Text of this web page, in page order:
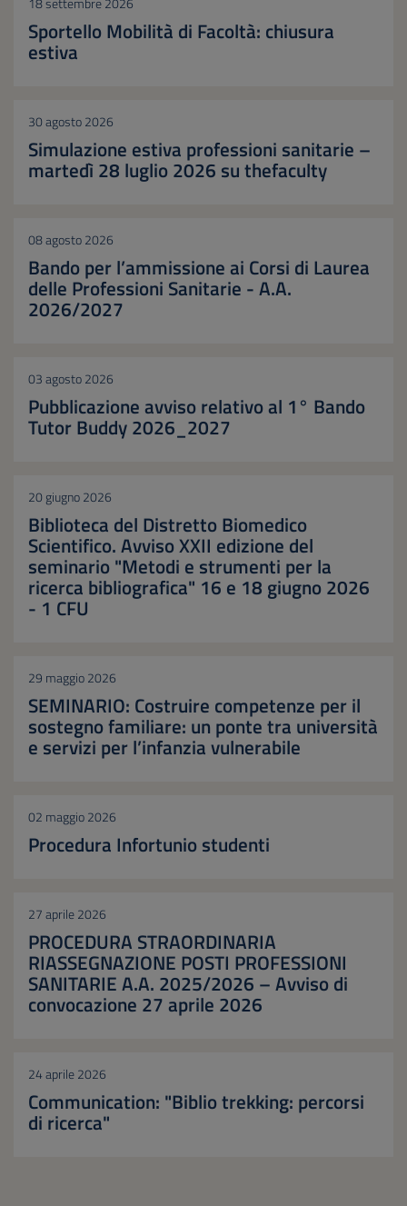
Sportello Mobilità di Facoltà: chiusura
estiva
30 agosto 2026
Simulazione estiva professioni sanitarie –
martedì 28 luglio 2026 su thefaculty
08 agosto 2026
Bando per l’ammissione ai Corsi di Laurea
delle Professioni Sanitarie - A.A.
2026/2027
03 agosto 2026
Pubblicazione avviso relativo al 1° Bando
Tutor Buddy 2026_2027
20 giugno 2026
Biblioteca del Distretto Biomedico
Scientifico. Avviso XXII edizione del
seminario "Metodi e strumenti per la
ricerca bibliografica" 16 e 18 giugno 2026
- 1 CFU
29 maggio 2026
SEMINARIO: Costruire competenze per il
sostegno familiare: un ponte tra università
e servizi per l’infanzia vulnerabile
02 maggio 2026
Procedura Infortunio studenti
27 aprile 2026
PROCEDURA STRAORDINARIA
RIASSEGNAZIONE POSTI PROFESSIONI
SANITARIE A.A. 2025/2026 – Avviso di
convocazione 27 aprile 2026
24 aprile 2026
Communication: "Biblio trekking: percorsi
di ricerca"